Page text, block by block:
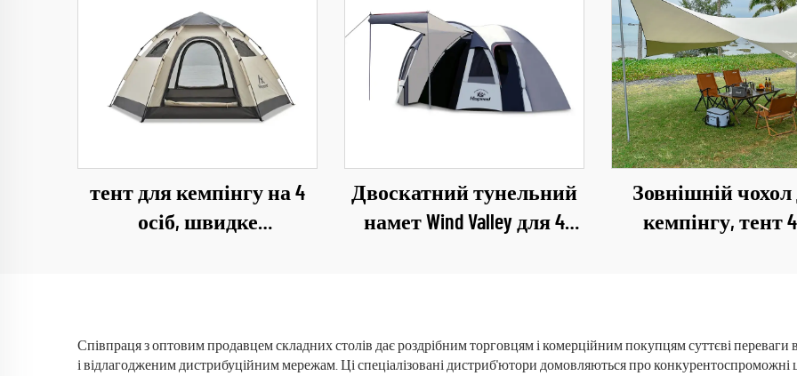
тент для кемпінгу на 4
осіб, швидке
повітрі
Двоскатний тунельний
намет Wind Valley для 4
Зовнішній чохол
кемпінгу, тент
намет із
стійками
Співпраця з оптовим продавцем складних столів дає роздрібним торговцям і комерційним покупцям суттєві переваги
і відлагодженим дистрибуційним мережам. Ці спеціалізовані дистриб'ютори домовляються про